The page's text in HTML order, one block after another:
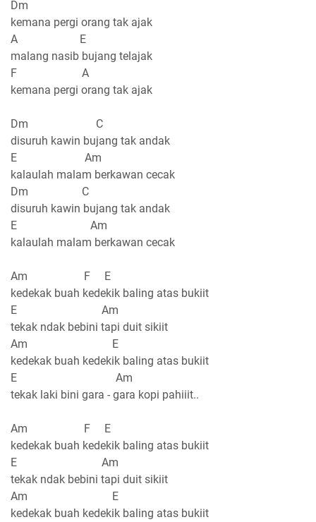
Dm
kemana pergi orang tak ajak
A E
malang nasib bujang telajak
F A
kemana pergi orang tak ajak
Dm C
disuruh kawin bujang tak andak
E Am
kalaulah malam berkawan cecak
Dm C
disuruh kawin bujang tak andak
E Am
kalaulah malam berkawan cecak
Am F E
kedekak buah kedekik baling atas bukiit
E Am
tekak ndak bebini tapi duit sikiit
Am E
kedekak buah kedekik baling atas bukiit
E Am
tekak laki bini gara - gara kopi pahiiit..
Am F E
kedekak buah kedekik baling atas bukiit
E Am
tekak ndak bebini tapi duit sikiit
Am E
kedekak buah kedekik baling atas bukiit